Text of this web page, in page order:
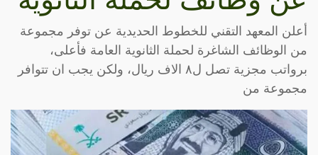
أعلن المعهد التقني للخطوط الحديدية عن توفر مجموعة
من الوظائف الشاغرة لحملة الثانوية العامة فأعلى،
برواتب مجزية تصل ل٨ الاف ريال، ولكن يجب ان تتوافر
مجموعة من